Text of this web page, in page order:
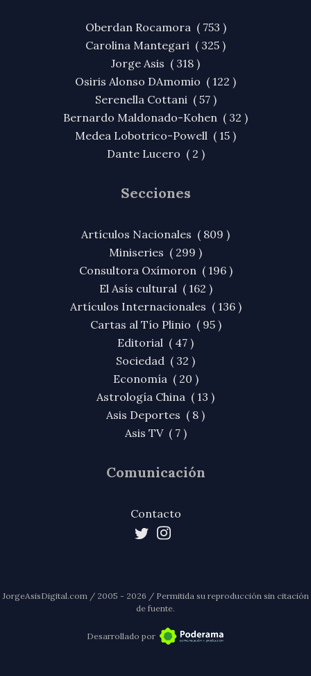
Oberdan Rocamora ( 753 )
Carolina Mantegari ( 325 )
Jorge Asis ( 318 )
Osiris Alonso DAmomio ( 122 )
Serenella Cottani ( 57 )
Bernardo Maldonado-Kohen ( 32 )
Medea Lobotrico-Powell ( 15 )
Dante Lucero ( 2 )
Secciones
Artículos Nacionales ( 809 )
Miniseries ( 299 )
Consultora Oxímoron ( 196 )
El Asís cultural ( 162 )
Artículos Internacionales ( 136 )
Cartas al Tío Plinio ( 95 )
Editorial ( 47 )
Sociedad ( 32 )
Economía ( 20 )
Astrología China ( 13 )
Asis Deportes ( 8 )
Asis TV ( 7 )
Comunicación
Contacto
JorgeAsisDigital.com / 2005 - 2026 / Permitida su reproducción sin citación
de fuente.
Desarrollado por